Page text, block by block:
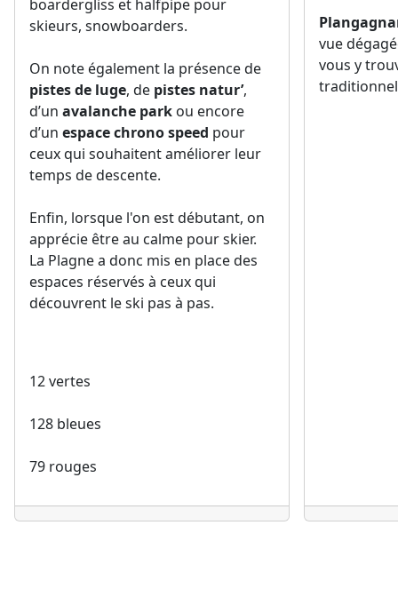
On note également la présence de
pistes de luge, de pistes natur’
d’unespace chrono speedpour
ceux qui souhaitent améliorer leur
temps de descente.
Enfin, lorsque l'on est débutant, on
apprécie être au calme pour skier.
espaces réservés à ceux qui
découvrent le ski pas à pas.